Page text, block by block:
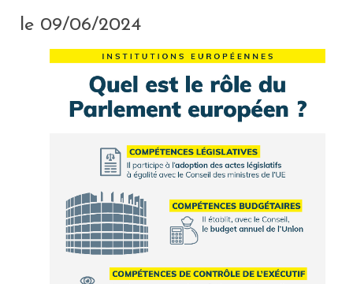
le 09/06/2024